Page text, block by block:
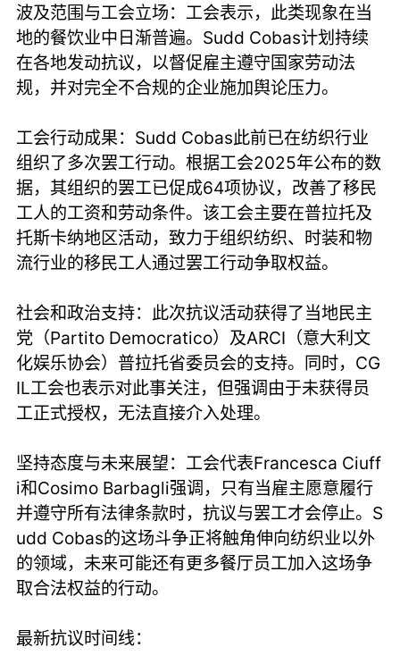
波及范围与工会立场：工会表示，此类现象在当
地的餐饮业中日渐普遍。Sudd Cobas计划持续
在各地发动抗议，以督促雇主遵守国家劳动法
规，并对完全不合规的企业施加舆论压力。
工会行动成果：Sudd Cobas此前已在纺织行业
组织了多次罢工行动。根据工会2025年公布的数
据，其组织的罢工已促成64项协议，改善了移民
工人的工资和劳动条件。该工会主要在普拉托及
托斯卡纳地区活动，致力于组织纺织、时装和物
流行业的移民工人通过罢工行动争取权益。
社会和政治支持：此次抗议活动获得了当地民主
党（Partito Democratico）及ARCI（意大利文
化娱乐协会）普拉托省委员会的支持。同时，CG
IL工会也表示对此事关注，但强调由于未获得员
工正式授权，无法直接介入处理。
坚持态度与未来展望：工会代表Francesca Ciuff
i和Cosimo Barbagli强调，只有当雇主愿意履行
并遵守所有法律条款时，抗议与罢工才会停止。S
udd Cobas的这场斗争正将触角伸向纺织业以外
的领域，未来可能还有更多餐厅员工加入这场争
取合法权益的行动。
最新抗议时间线：